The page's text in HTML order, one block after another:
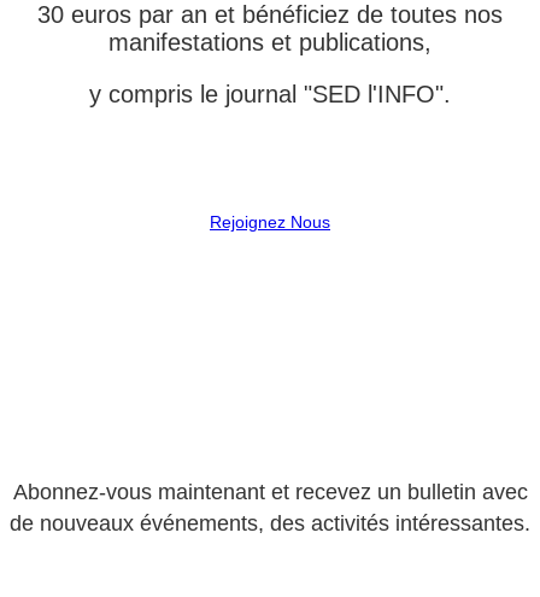
30 euros par an et bénéficiez de toutes nos
manifestations et publications,
y compris le journal "SED l'INFO".
Rejoignez Nous
Abonnez-vous maintenant et recevez un bulletin avec
de nouveaux événements, des activités intéressantes.